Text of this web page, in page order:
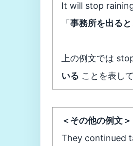
It will stop
「 事務所を出る
上の例文では
いる ことを表し
＜その他の例文＞
They continued